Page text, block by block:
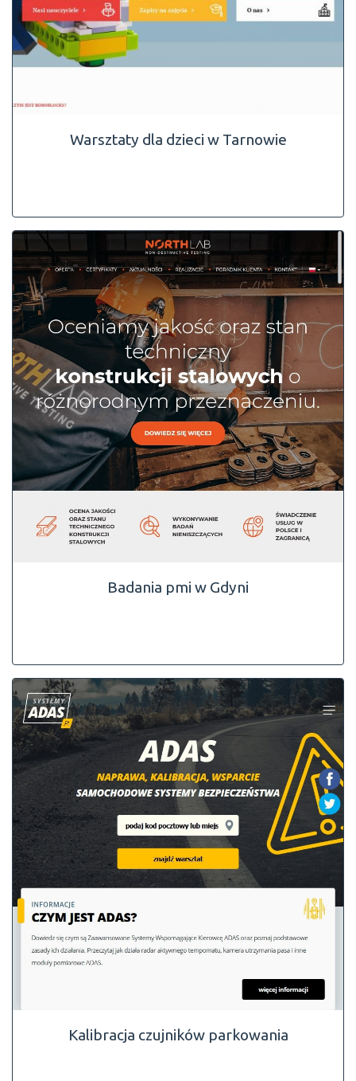
Warsztaty dla dzieci w Tarnowie
Badania pmi w Gdyni
Kalibracja czujników parkowania